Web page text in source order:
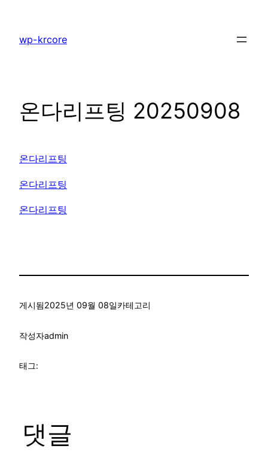
wp-krcore
온다리프팅 20250908
온다리프팅
온다리프팅
온다리프팅
게시됨2025년 09월 08일카테고리
작성자admin
태그:
댓글